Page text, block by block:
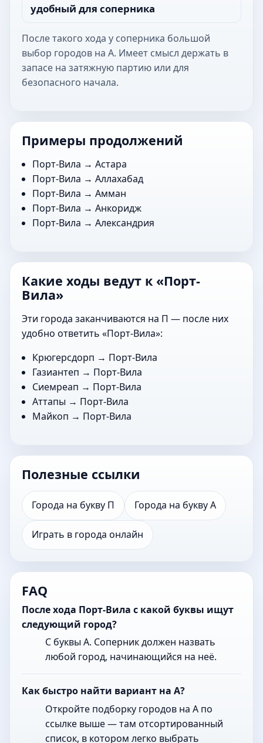
удобный для соперника
После такого хода у соперника большой
выбор городов на А. Имеет смысл держать в
запасе на затяжную партию или для
безопасного начала.
Примеры продолжений
Порт-Вила →Астара
Порт-Вила →Аллахабад
Порт-Вила →Амман
Порт-Вила →Анкоридж
Порт-Вила →Александрия
Какие ходы ведут к «Порт-
Вила»
Эти города заканчиваются на П — после них
удобно ответить «Порт-Вила»:
Крюгерсдорп → Порт-Вила
Газиантеп → Порт-Вила
Сиемреап → Порт-Вила
Аттапы → Порт-Вила
Майкоп → Порт-Вила
Полезные ссылки
Города на букву П Города на букву А
Играть в города онлайн
FAQ
После хода Порт-Вила с какой буквы ищут
следующий город?
С буквы А. Соперник должен назвать
любой город, начинающийся на неё.
Как быстро найти вариант на А?
Откройте подборку городов на А по
ссылке выше — там отсортированный
список, в котором легко выбрать